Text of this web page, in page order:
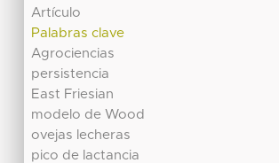
Artículo
Palabras clave
Agrociencias
persistencia
East Friesian
modelo de Wood
ovejas lecheras
pico de lactancia